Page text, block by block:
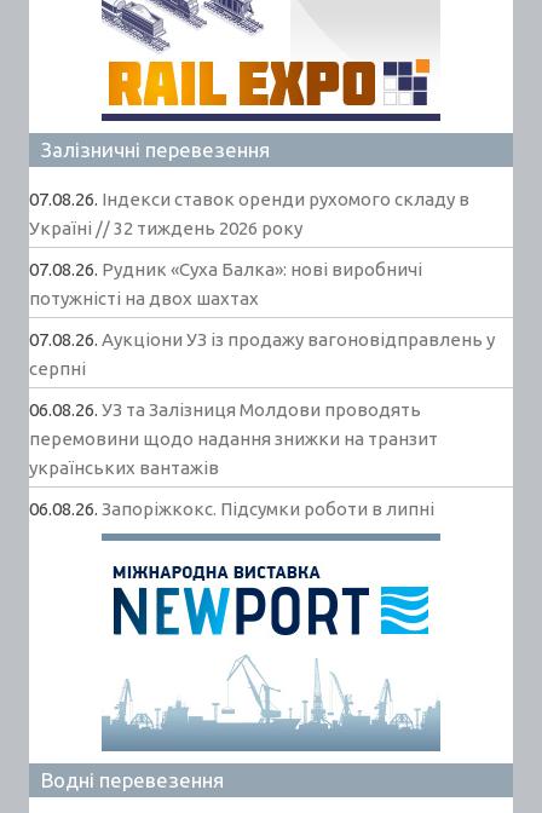
Залізничні перевезення
07.08.26. Індекси ставок оренди рухомого складу в
Україні // 32 тиждень 2026 року
07.08.26. Рудник «Суха Балка»: нові виробничі
потужністі на двох шахтах
07.08.26. Аукціони УЗ із продажу вагоновідправлень у
серпні
06.08.26. УЗ та Залізниця Молдови проводять
перемовини щодо надання знижки на транзит
українських вантажів
06.08.26. Запоріжкокс. Підсумки роботи в липні
Водні перевезення